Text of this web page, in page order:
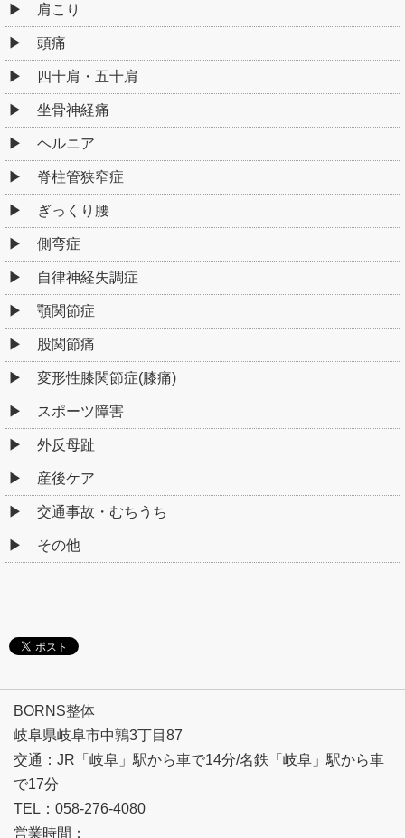
肩こり
頭痛
四十肩・五十肩
坐骨神経痛
ヘルニア
脊柱管狭窄症
ぎっくり腰
側弯症
自律神経失調症
顎関節症
股関節痛
変形性膝関節症(膝痛)
スポーツ障害
外反母趾
産後ケア
交通事故・むちうち
その他
BORNS整体
岐阜県岐阜市中鶉3丁目87
交通：JR「岐阜」駅から車で14分/名鉄「岐阜」駅から車
で17分
TEL：058-276-4080
営業時間：